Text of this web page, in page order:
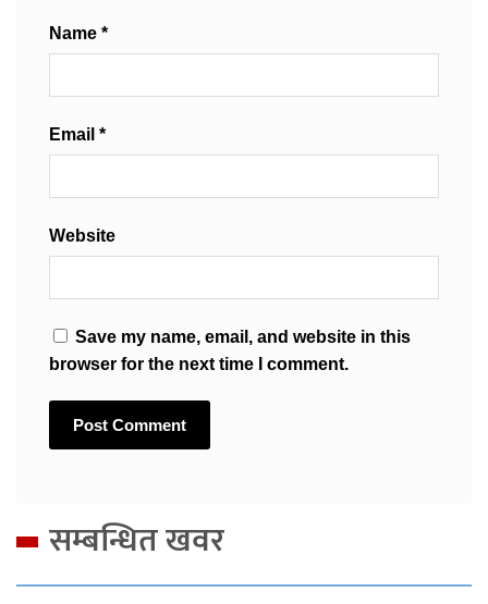
Name *
Email *
Website
Save my name, email, and website in this
browser for the next time I comment.
सम्बन्धित खवर